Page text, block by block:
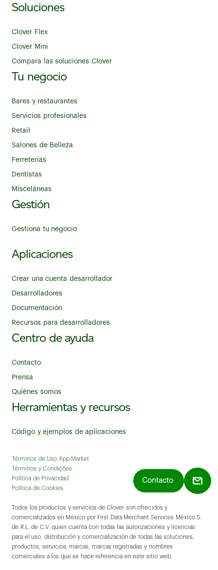
Contacto
Soluciones
Clover Flex
Clover Mini
Compara las soluciones Clover
Tu negocio
Bares y restaurantes
Servicios profesionales
Retail
Salones de Belleza
Ferreterías
Dentistas
Misceláneas
Gestión
Gestiona tu negocio
Aplicaciones
Crear una cuenta desarrollador
Desarrolladores
Documentación
Recursos para desarrolladores
Centro de ayuda
Contacto
Prensa
Quiénes somos
Herramientas y recursos
Código y ejemplos de aplicaciones
Términos de Uso App Market
Términos y Condições
Política de Privacidad
Política de Cookies
Todos los productos y servicios de Clover son ofrecidos y
comercializados en México por First Data Merchant Services México S.
de R.L. de C.V. quien cuenta con todas las autorizaciones y licencias
para el uso, distribución y comercialización de todas las soluciones,
productos, servicios, marcas, marcas registradas y nombres
comerciales a los que se hace referencia en este sitio web.